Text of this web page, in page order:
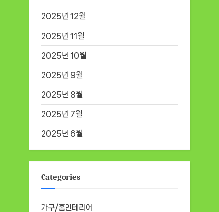
2025년 12월
2025년 11월
2025년 10월
2025년 9월
2025년 8월
2025년 7월
2025년 6월
Categories
가구/홈인테리어